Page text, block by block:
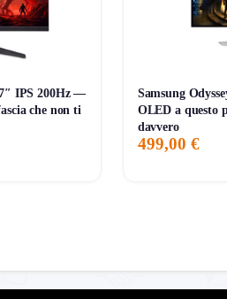
— il grafico apparirà alla prossima
IPS 200Hz —
che non ti
Samsung
OLED a questo
davvero
499,00 €